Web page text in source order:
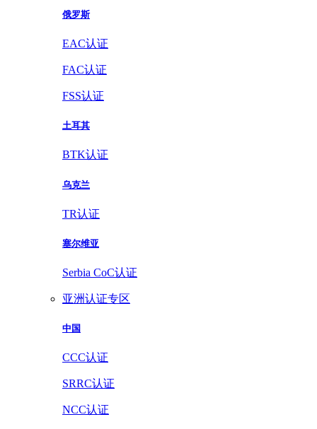
俄罗斯
EAC认证
FAC认证
FSS认证
土耳其
BTK认证
乌克兰
TR认证
塞尔维亚
Serbia CoC认证
亚洲认证专区
中国
CCC认证
SRRC认证
NCC认证